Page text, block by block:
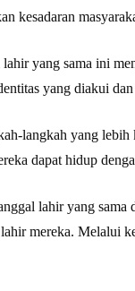
kesadaran
yang sama ini
yang diakui
langkah yang
dapat hidup
lahir yang
mereka. Melalui